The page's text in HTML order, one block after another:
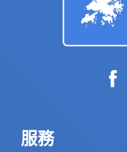
服務